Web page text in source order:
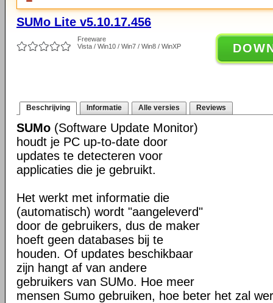
SUMo Lite v5.10.17.456
Freeware
Vista / Win10 / Win7 / Win8 / WinXP
Beschrijving Informatie Alle versies Reviews
SUMo (Software Update Monitor)
houdt je PC up-to-date door
updates te detecteren voor
applicaties die je gebruikt.
Het werkt met informatie die
(automatisch) wordt "aangeleverd"
door de gebruikers, dus de maker
hoeft geen databases bij te
houden. Of updates beschikbaar
zijn hangt af van andere
gebruikers van SUMo. Hoe meer
mensen Sumo gebruiken, hoe beter het zal